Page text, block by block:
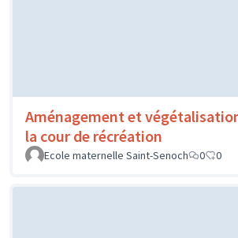
Aménagement et
la cour de récréation
Ecole maternelle Saint-Senoch
0 0